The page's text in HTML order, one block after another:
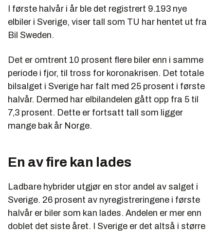
I første halvår i år ble det registrert 9.193 nye
elbiler i Sverige, viser tall som TU har hentet ut fra
Bil Sweden.
Det er omtrent 10 prosent flere biler enn i samme
periode i fjor, til tross for koronakrisen. Det totale
bilsalget i Sverige har falt med 25 prosent i første
halvår. Dermed har elbilandelen gått opp fra 5 til
7,3 prosent. Dette er fortsatt tall som ligger
mange bak år Norge.
En av fire kan lades
Ladbare hybrider utgjør en stor andel av salget i
Sverige. 26 prosent av nyregistreringene i første
halvår er biler som kan lades. Andelen er mer enn
doblet det siste året. I Sverige er det altså i større